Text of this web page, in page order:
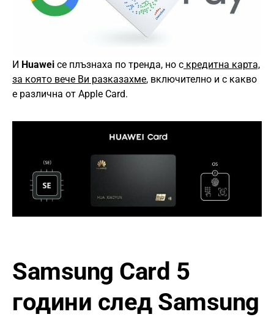
И Huawei се плъзнаха по тренда, но с кредитна карта,
за която вече Ви разказахме, включително и с какво
е различна от Apple Card.
Samsung Card 5
години след Samsung